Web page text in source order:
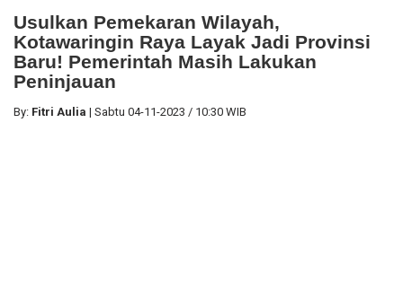
Usulkan Pemekaran Wilayah,
Kotawaringin Raya Layak Jadi Provinsi
Baru! Pemerintah Masih Lakukan
Peninjauan
By: Fitri Aulia | Sabtu 04-11-2023 / 10:30 WIB